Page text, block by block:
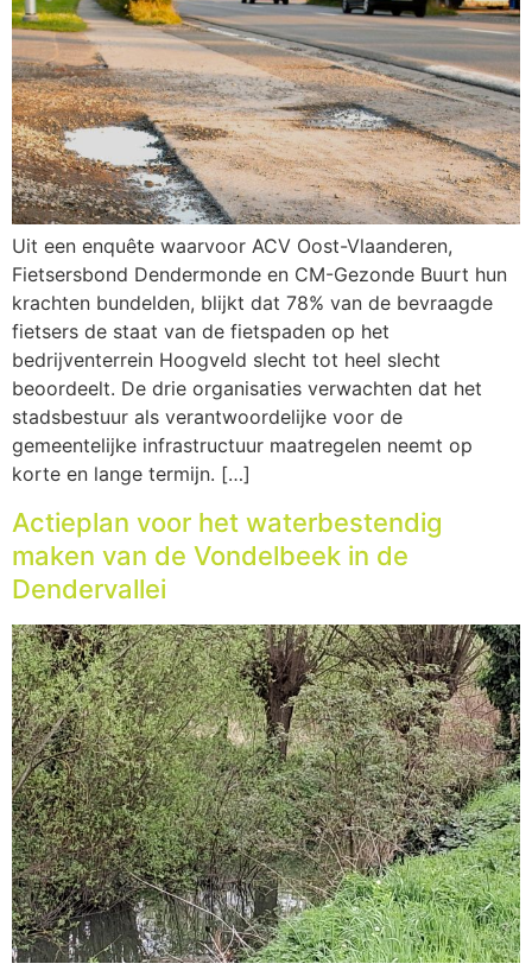
Uit een enquête waarvoor ACV Oost-Vlaanderen,
Fietsersbond Dendermonde en CM-Gezonde Buurt hun
krachten bundelden, blijkt dat 78% van de bevraagde
fietsers de staat van de fietspaden op het
bedrijventerrein Hoogveld slecht tot heel slecht
beoordeelt. De drie organisaties verwachten dat het
stadsbestuur als verantwoordelijke voor de
gemeentelijke infrastructuur maatregelen neemt op
korte en lange termijn. […]
Actieplan voor het waterbestendig
maken van de Vondelbeek in de
Dendervallei